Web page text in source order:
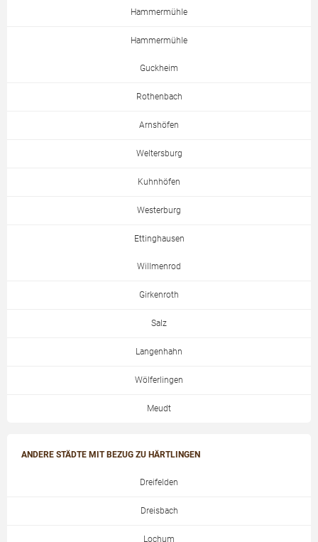
Hammermühle
Hammermühle
Guckheim
Rothenbach
Arnshöfen
Weltersburg
Kuhnhöfen
Westerburg
Ettinghausen
Willmenrod
Girkenroth
Salz
Langenhahn
Wölferlingen
Meudt
ANDERE STÄDTE MIT BEZUG ZU HÄRTLINGEN
Dreifelden
Dreisbach
Lochum